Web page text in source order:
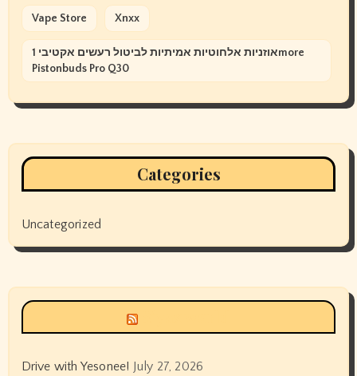
Vape Store Xnxx
אוזניות אלחוטיות אמיתיות לביטול רעשים אקטיבי 1more
Pistonbuds Pro Q30
Categories
Uncategorized
Drive with Yesonee! July 27, 2026